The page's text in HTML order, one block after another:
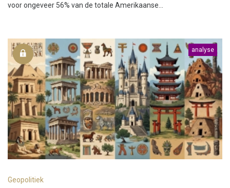
voor ongeveer 56% van de totale Amerikaanse...
analyse
Geopolitiek